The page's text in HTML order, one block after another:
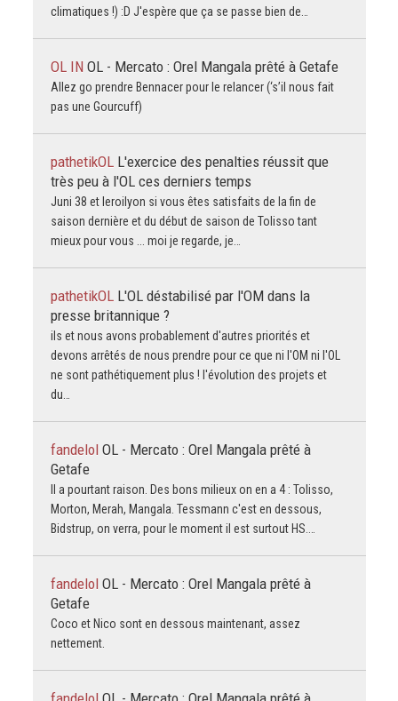
climatiques !) :D J'espère que ça se passe bien de…
OL IN OL - Mercato : Orel Mangala prêté à Getafe
Allez go prendre Bennacer pour le relancer (‘s’il nous fait
pas une Gourcuff)
pathetikOL L'exercice des penalties réussit que
très peu à l'OL ces derniers temps
Juni 38 et leroilyon si vous êtes satisfaits de la fin de
saison dernière et du début de saison de Tolisso tant
mieux pour vous ... moi je regarde, je…
pathetikOL L'OL déstabilisé par l'OM dans la
presse britannique ?
ils et nous avons probablement d'autres priorités et
devons arrêtés de nous prendre pour ce que ni l'OM ni l'OL
ne sont pathétiquement plus ! l'évolution des projets et
du…
fandelol OL - Mercato : Orel Mangala prêté à
Getafe
Il a pourtant raison. Des bons milieux on en a 4 : Tolisso,
Morton, Merah, Mangala. Tessmann c'est en dessous,
Bidstrup, on verra, pour le moment il est surtout HS.…
fandelol OL - Mercato : Orel Mangala prêté à
Getafe
Coco et Nico sont en dessous maintenant, assez
nettement.